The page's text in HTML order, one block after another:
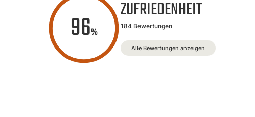
96%
ZUFRIEDENHEIT
184 Bewertungen
Alle Bewertungen anzeigen